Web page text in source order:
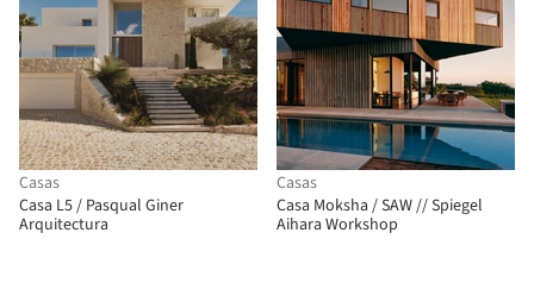
Casas
Casa L5 / Pasqual Giner
Arquitectura
Casas
Casa Moksha / SAW // Spiegel
Aihara Workshop